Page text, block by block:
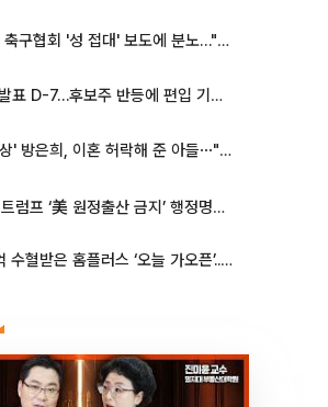
박문성, 축구협회 '성 접대' 보도에 분노…"다 말아먹으려고 작정했나"
MSCI 발표 D-7…후보주 반등에 편입 기대 재점화
'특종세상' 방은희, 이혼 허락해 준 아들⋯"너무 잘 커줬다" 오열
트럼프 ‘美 원정출산 금지’ 행정명령 서명
2000억 수혈받은 홈플러스 ‘오늘 가오픈’...13일 정식 개장 시험대